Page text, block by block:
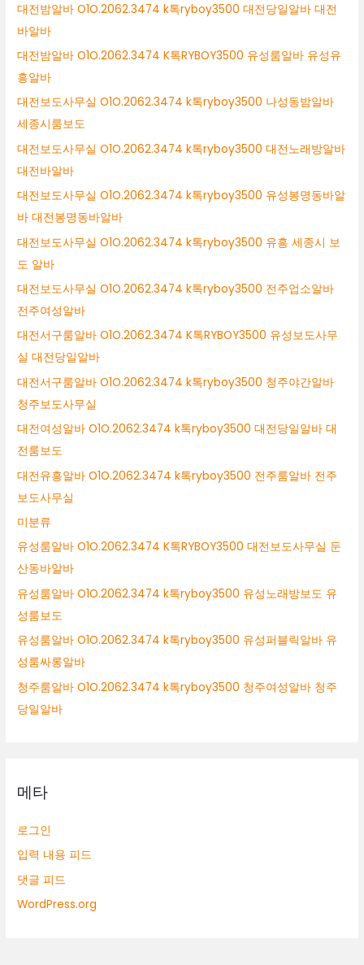
대전밤알바 O1O.2062.3474 k톡ryboy3500 대전당일알바 대전
바알바
대전밤알바 O1O.2062.3474 K톡RYBOY3500 유성룸알바 유성유
흥알바
대전보도사무실 O1O.2062.3474 k톡ryboy3500 나성동밤알바
세종시룸보도
대전보도사무실 O1O.2062.3474 k톡ryboy3500 대전노래방알바
대전바알바
대전보도사무실 O1O.2062.3474 k톡ryboy3500 유성봉명동바알
바 대전봉명동바알바
대전보도사무실 O1O.2062.3474 k톡ryboy3500 유흥 세종시 보
도 알바
대전보도사무실 O1O.2062.3474 k톡ryboy3500 전주업소알바
전주여성알바
대전서구룸알바 O1O.2062.3474 K톡RYBOY3500 유성보도사무
실 대전당일알바
대전서구룸알바 O1O.2062.3474 k톡ryboy3500 청주야간알바
청주보도사무실
대전여성알바 O1O.2062.3474 k톡ryboy3500 대전당일알바 대
전룸보도
대전유흥알바 O1O.2062.3474 k톡ryboy3500 전주룸알바 전주
보도사무실
미분류
유성룸알바 O1O.2062.3474 K톡RYBOY3500 대전보도사무실 둔
산동바알바
유성룸알바 O1O.2062.3474 k톡ryboy3500 유성노래방보도 유
성룸보도
유성룸알바 O1O.2062.3474 k톡ryboy3500 유성퍼블릭알바 유
성룸싸롱알바
청주룸알바 O1O.2062.3474 k톡ryboy3500 청주여성알바 청주
당일알바
메타
로그인
입력 내용 피드
댓글 피드
WordPress.org